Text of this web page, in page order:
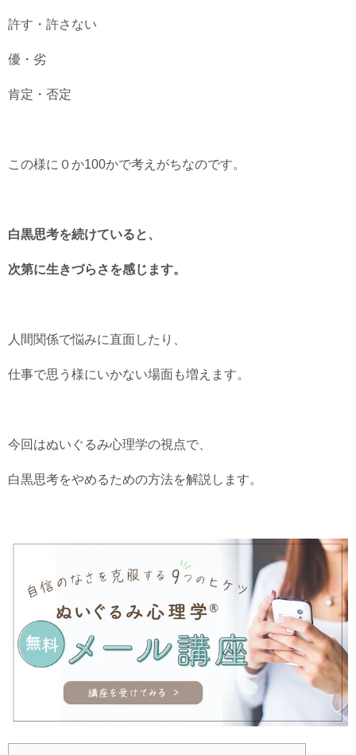
許す・許さない
優・劣
肯定・否定
この様に０か100かで考えがちなのです。
白黒思考を続けていると、
次第に生きづらさを感じます。
人間関係で悩みに直面したり、
仕事で思う様にいかない場面も増えます。
今回はぬいぐるみ心理学の視点で、
白黒思考をやめるための方法を解説します。